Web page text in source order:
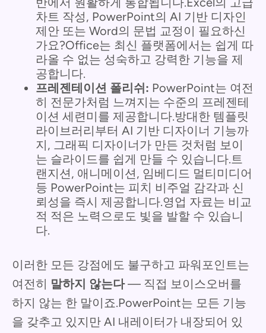
차트 작성, PowerPoint의 AI 기반 디자인
제안 또는 Word의 문법 교정이 필요하신
가요?Office는 최신 플랫폼에서는 쉽게 따
라올 수 없는 성숙하고 강력한 기능을 제
공합니다.
프레젠테이션 폴리쉬: PowerPoint는 여전
히 전문가처럼 느껴지는 수준의 프레젠테
이션 세련미를 제공합니다.방대한 템플릿
라이브러리부터 AI 기반 디자이너 기능까
지, 그래픽 디자이너가 만든 것처럼 보이
는 슬라이드를 쉽게 만들 수 있습니다.트
랜지션, 애니메이션, 임베디드 멀티미디어
등 PowerPoint는 피치 비주얼 감각과 신
뢰성을 즉시 제공합니다.영업 자료는 비교
적 적은 노력으로도 빛을 발할 수 있습니
다.
이러한 모든 강점에도 불구하고 파워포인트는
여전히 말하지 않는다— 직접 보이스오버를
하지 않는 한 말이죠.PowerPoint는 모든 기능
을 갖추고 있지만 AI 내레이터가 내장되어 있